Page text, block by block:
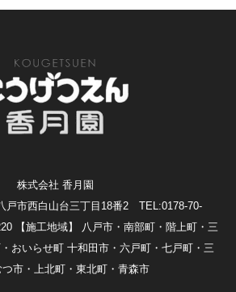
株式会社 香月園
戸市西白山台三丁目18番2 TEL:0178-70-
【施工地域】 八戸市・南部町・階上町・三
おいらせ町 十和田市・六戸町・七戸町・三
市・上北町・東北町・青森市